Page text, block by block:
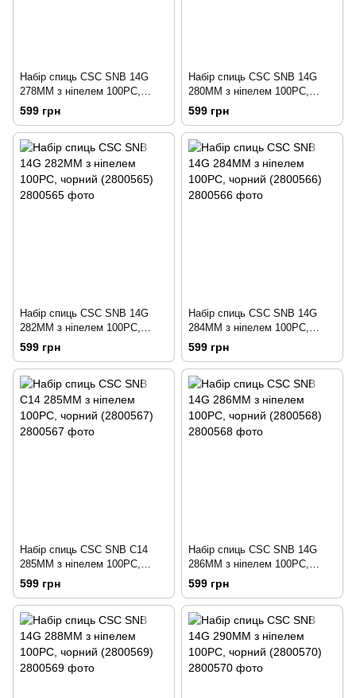
Набір спиць CSC SNB 14G
278MM з ніпелем 100PC,
чорний (2800563)
599 грн
Набір спиць CSC SNB 14G
280MM з ніпелем 100PC,
чорний (2800564)
599 грн
Набір спиць CSC SNB 14G
282MM з ніпелем 100PC,
чорний (2800565)
599 грн
Набір спиць CSC SNB 14G
284MM з ніпелем 100PC,
чорний (2800566)
599 грн
Набір спиць CSC SNB C14
285MM з ніпелем 100PC,
чорний (2800567)
599 грн
Набір спиць CSC SNB 14G
286MM з ніпелем 100PC,
чорний (2800568)
599 грн